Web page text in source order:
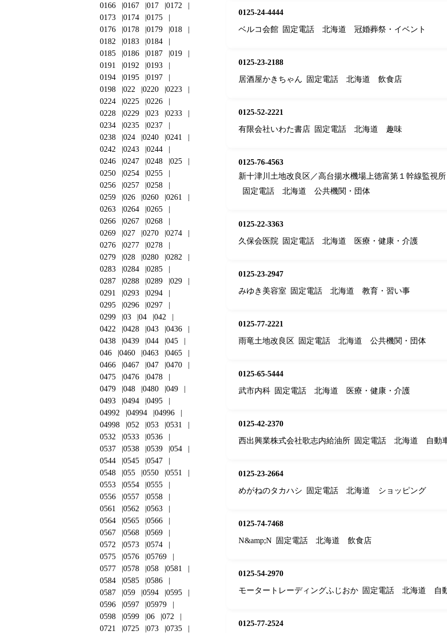
0125-24-4444
ベルコ会館 固定電話 北海道 冠婚葬祭・イベント
0125-23-2188
居酒屋かきちゃん
固定電話 北海道 飲食店
0125-52-2221
有限会社いわた書店 固定電話 北海道 趣味
0125-76-4563
新十津川土地改良区／高台揚水機場上徳富第１幹線監視所
固定電話
北海道 公共機関・団体
0125-22-3363
久保会医院
固定電話 北海道 医療・健康・介護
0125-23-2947
みゆき美容室
固定電話 北海道 教育・習い事
0125-77-2221
雨竜土地改良区
固定電話 北海道 公共機関・団体
0125-65-5444
武市内科 固定電話 北海道 医療・健康・介護
0125-42-2370
西出興業株式会社歌志内給油所 固定電話 北海道 自動
0125-23-2664
めがねのタカハシ
固定電話 北海道 ショッピング
0125-74-7468
N&amp;N
固定電話 北海道 飲食店
0125-54-2970
モータートレーディングふじおか 固定電話 北海道 自
0125-77-2524
0166
0167 017
0172
0173
0174
0175
0176
0178 0179
018
0182
0183
0184
0185
0186 0187
019
0191
0192
0193
0194
0195
0197
0198
022 0220
0223
0224
0225
0226
0228
0229 023
0233
0234
0235
0237
0238
024 0240
0241
0242
0243
0244
0246
0247 0248
025
0250
0254
0255
0256
0257
0258
0259
026 0260
0261
0263
0264
0265
0266
0267
0268
0269
027 0270
0274
0276
0277
0278
0279
028 0280
0282
0283
0284
0285
0287
0288 0289
029
0291
0293
0294
0295
0296
0297
0299
03 04
042
0422
0428 043
0436
0438
0439 044
045
046
0460 0463
0465
0466
0467 047
0470
0475
0476
0478
0479
048 0480
049
0493
0494
0495
04992
04994
04996
04998
052 053
0531
0532
0533
0536
0537
0538 0539
054
0544
0545
0547
0548
055 0550
0551
0553
0554
0555
0556
0557
0558
0561
0562
0563
0564
0565
0566
0567
0568
0569
0572
0573
0574
0575
0576
05769
0577
0578 058
0581
0584
0585
0586
0587
059 0594
0595
0596
0597
05979
0598
0599 06
072
0721
0725 073
0735